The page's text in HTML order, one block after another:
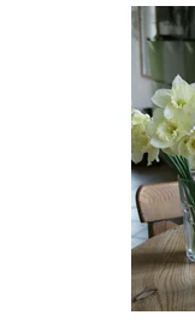
Kazeta, krabice
nebo drobné dárky